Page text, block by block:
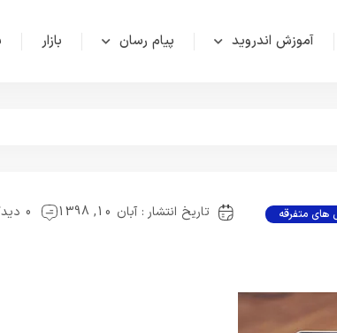
آموزش اندروید پیام رسان بازار
های متفرقه تاریخ انتشار : آبان 10, 1398 0 دیدگاه